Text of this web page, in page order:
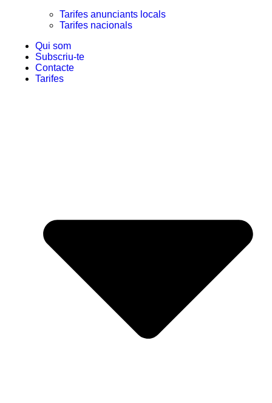
Tarifes anunciants locals
Tarifes nacionals
Qui som
Subscriu-te
Contacte
Tarifes